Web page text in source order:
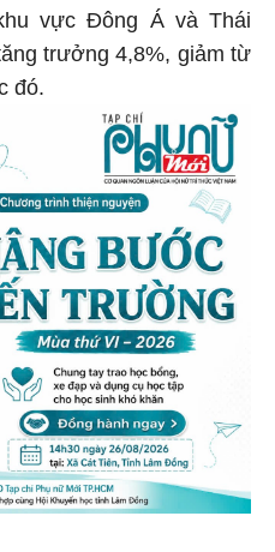
vực Đông Á và Thái
trưởng 4,8%, giảm từ
đó.